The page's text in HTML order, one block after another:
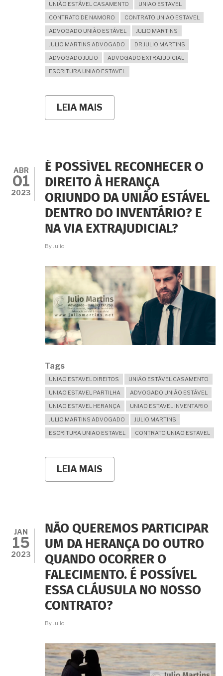
UNIÃO ESTÁVEL CASAMENTO
UNIAO ESTAVEL
CONTRATO DE NAMORO
CONTRATO UNIAO ESTAVEL
ADVOGADO UNIÃO ESTÁVEL
JULIO MARTINS
JULIO MARTINS ADVOGADO
DR JULIO MARTINS
ADVOGADO JULIO
ADVOGADO EXTRAJUDICIAL
ESCRITURA UNIAO ESTAVEL
LEIA MAIS
BENS
NA
UNIÃO
ESTÁVEL
COM
EFEITOS
RETROATIVOS
AO
INÍCIO
ABR
01
2023
É POSSÍVEL RECONHECER O
DIREITO À HERANÇA
ORIUNDO DA UNIÃO ESTÁVEL
DENTRO DO INVENTÁRIO? E
NA VIA EXTRAJUDICIAL?
ByJulio
Tags
UNIAO ESTAVEL DIREITOS
UNIÃO ESTÁVEL CASAMENTO
UNIAO ESTAVEL PARTILHA
ADVOGADO UNIÃO ESTÁVEL
UNIAO ESTAVEL HERANÇA
UNIAO ESTAVEL INVENTARIO
JULIO MARTINS ADVOGADO
JULIO MARTINS
ESCRITURA UNIAO ESTAVEL
CONTRATO UNIAO ESTAVEL
LEIA MAIS
À
HERANÇA
ORIUNDO
DA
UNIÃO
ESTÁVEL
DENTRO
DO
INVENTÁRIO?
E
NA
JAN
15
2023
NÃO QUEREMOS PARTICIPAR
UM DA HERANÇA DO OUTRO
QUANDO OCORRER O
FALECIMENTO. É POSSÍVEL
ESSA CLÁUSULA NO NOSSO
CONTRATO?
ByJulio